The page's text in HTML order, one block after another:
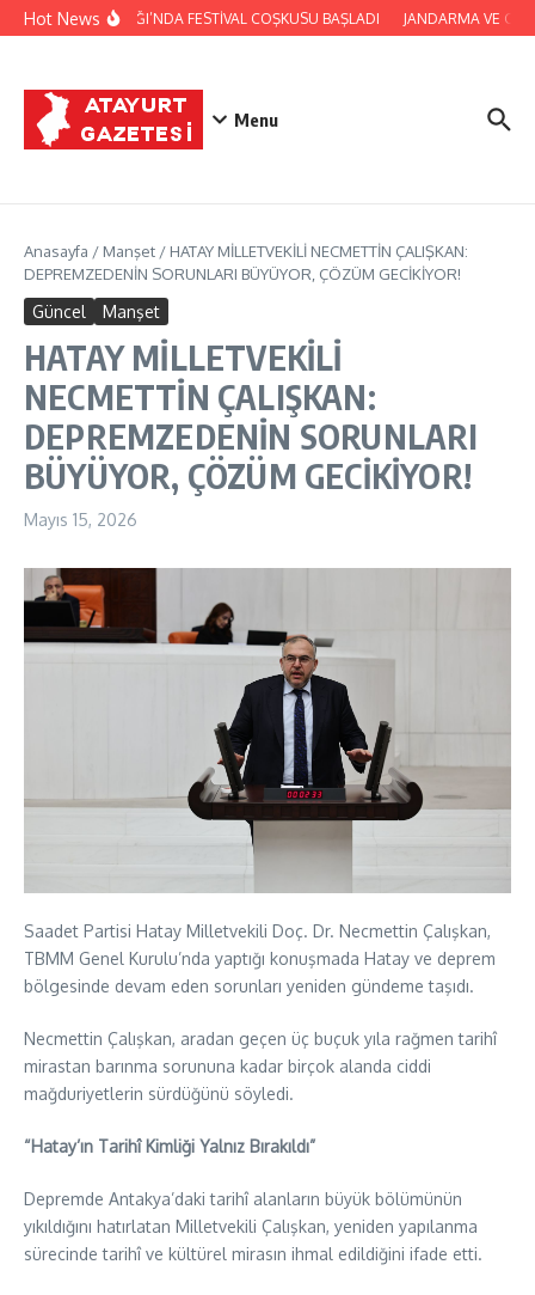
İçeriğe atla
Hot NewsYAYLADAĞI’NDA FESTİVAL COŞKUSU BAŞLADI JANDARMA VE
Menu
Anasayfa / Manşet / HATAY MİLLETVEKİLİ NECMETTİN ÇALIŞKAN:
DEPREMZEDENİN SORUNLARI BÜYÜYOR, ÇÖZÜM GECİKİYOR!
Güncel Manşet
HATAY MİLLETVEKİLİ
NECMETTİN ÇALIŞKAN:
DEPREMZEDENİN SORUNLARI
BÜYÜYOR, ÇÖZÜM GECİKİYOR!
Mayıs 15, 2026
Saadet Partisi Hatay Milletvekili Doç. Dr. Necmettin Çalışkan,
TBMM Genel Kurulu’nda yaptığı konuşmada Hatay ve deprem
bölgesinde devam eden sorunları yeniden gündeme taşıdı.
Necmettin Çalışkan, aradan geçen üç buçuk yıla rağmen tarihî
mirastan barınma sorununa kadar birçok alanda ciddi
mağduriyetlerin sürdüğünü söyledi.
“Hatay’ın Tarihî Kimliği Yalnız Bırakıldı”
Depremde Antakya’daki tarihî alanların büyük bölümünün
yıkıldığını hatırlatan Milletvekili Çalışkan, yeniden yapılanma
sürecinde tarihî ve kültürel mirasın ihmal edildiğini ifade etti.